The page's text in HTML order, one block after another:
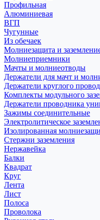
Профильная
Алюминиевая
ВГП
Чугунные
Из обечаек
Молниезащита и
Молниеприемники
Мачты и молниеотводы
Держатели для мачт и
Держатели круглого
Комплекты модульного
Держатели проводника
Зажимы соединительные
Электролитическое
Изолированная
Стержни заземления
Нержавейка
Балки
Квадрат
Круг
Лента
Лист
Полоса
Проволока